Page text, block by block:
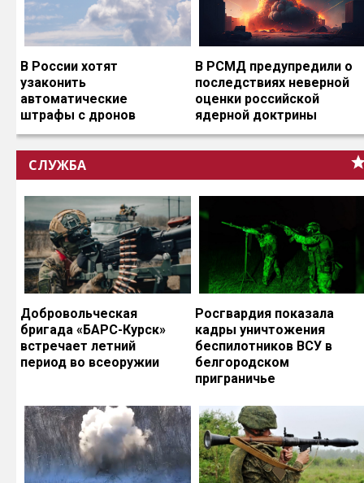
В России хотят
узаконить
автоматические
штрафы с дронов
В РСМД предупредили о
последствиях неверной
оценки российской
ядерной доктрины
СЛУЖБА
Добровольческая
бригада «БАРС-Курск»
встречает летний
период во всеоружии
Росгвардия показала
кадры уничтожения
беспилотников ВСУ в
белгородском
приграничье